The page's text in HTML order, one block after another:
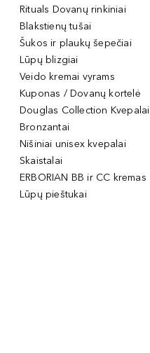
Rituals Dovanų rinkiniai
Blakstienų tušai
Šukos ir plaukų šepečiai
Lūpų blizgiai
Veido kremai vyrams
Kuponas / Dovanų kortelė
Douglas Collection Kvepalai
Bronzantai
Nišiniai unisex kvepalai
Skaistalai
ERBORIAN BB ir CC kremas
Lūpų pieštukai